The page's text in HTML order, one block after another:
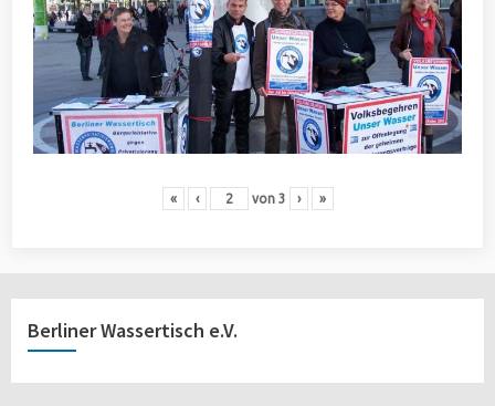
« ‹ von 3 › »
Berliner Wassertisch e.V.